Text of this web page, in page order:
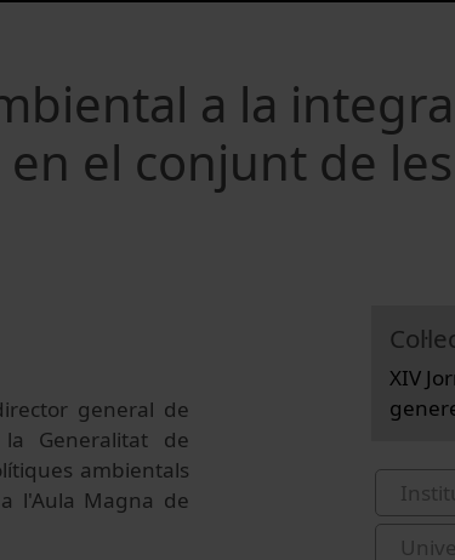
a la
el conjunt de les
general de
Generalitat de
ambientals
l'Aula Magna de
XIV